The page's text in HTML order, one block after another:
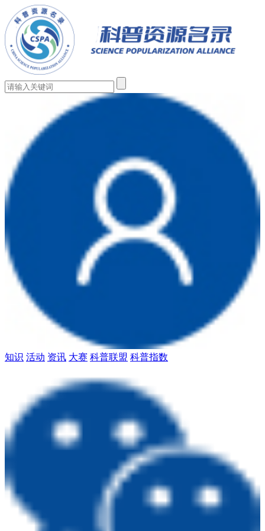
知识 活动 资讯 大赛 科普联盟 科普指数